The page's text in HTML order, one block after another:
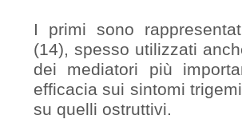
I primi sono
(14), spesso utilizzati
dei mediatori più
efficacia sui sintomi
su quelli ostruttivi.